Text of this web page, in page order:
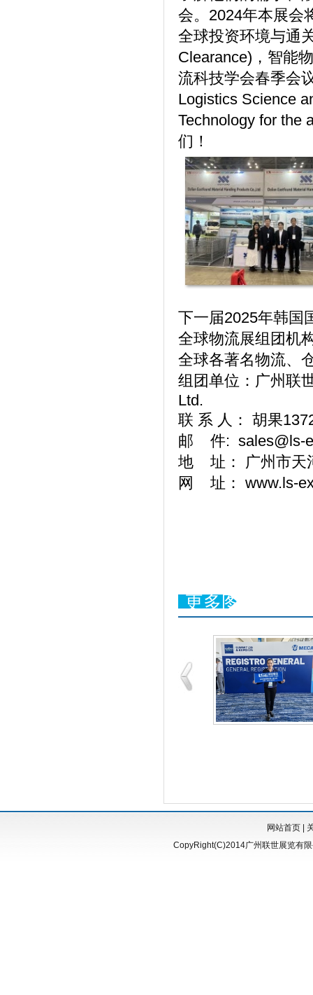
会。2024年本展会
全球投资环境与通
Clearance)，智能
流科技学会春季会
Logistics Science
Technology for the
们！
下一届2025年韩国
全球物流展组团机
全球各著名物流、
组团单位：广州联
Ltd.
联 系 人： 胡果
邮 件: sales@ls-
地 址： 广州市天
网 址： www.ls-
更多图片
网站首页
CopyRight(C)2014广州联世展览有